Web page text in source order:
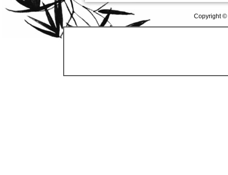
Copyright ©